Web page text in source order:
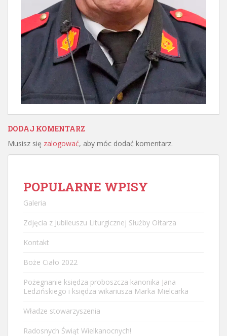
DODAJ KOMENTARZ
Musisz się zalogować, aby móc dodać komentarz.
POPULARNE WPISY
Galeria
Zdjęcia z Jubileuszu Liturgicznej Służby Ołtarza
Kontakt
Boże Ciało 2022
Pożegnanie księdza proboszcza kanonika Jana
Ledzińskiego i księdza wikariusza Marka Mielcarka
Władze stowarzyszenia
Radosnych Świąt Wielkanocnych!